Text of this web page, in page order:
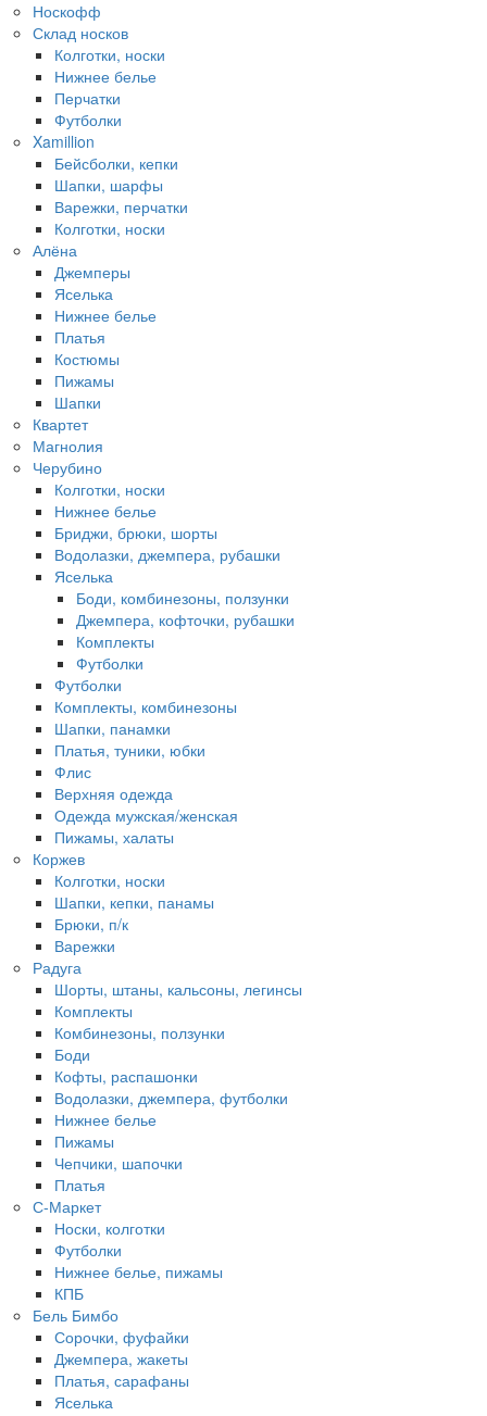
Носкофф
Склад носков
Колготки, носки
Нижнее белье
Перчатки
Футболки
Xamillion
Бейсболки, кепки
Шапки, шарфы
Варежки, перчатки
Колготки, носки
Алёна
Джемперы
Яселька
Нижнее белье
Платья
Костюмы
Пижамы
Шапки
Квартет
Магнолия
Черубино
Колготки, носки
Нижнее белье
Бриджи, брюки, шорты
Водолазки, джемпера, рубашки
Яселька
Боди, комбинезоны, ползунки
Джемпера, кофточки, рубашки
Комплекты
Футболки
Футболки
Комплекты, комбинезоны
Шапки, панамки
Платья, туники, юбки
Флис
Верхняя одежда
Одежда мужская/женская
Пижамы, халаты
Коржев
Колготки, носки
Шапки, кепки, панамы
Брюки, п/к
Варежки
Радуга
Шорты, штаны, кальсоны, легинсы
Комплекты
Комбинезоны, ползунки
Боди
Кофты, распашонки
Водолазки, джемпера, футболки
Нижнее белье
Пижамы
Чепчики, шапочки
Платья
С-Маркет
Носки, колготки
Футболки
Нижнее белье, пижамы
КПБ
Бель Бимбо
Сорочки, фуфайки
Джемпера, жакеты
Платья, сарафаны
Яселька